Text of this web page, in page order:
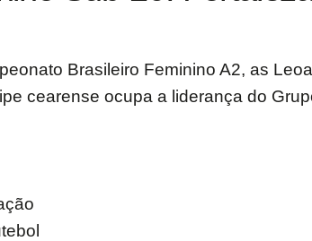
Brasileiro Feminino A2, as
cearense ocupa a liderança do